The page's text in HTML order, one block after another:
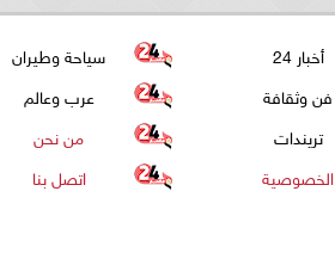
أخبار 24 سياحة وطيران
فن وثقافة عرب وعالم
تريندات من نحن
الخصوصية
اتصل بنا